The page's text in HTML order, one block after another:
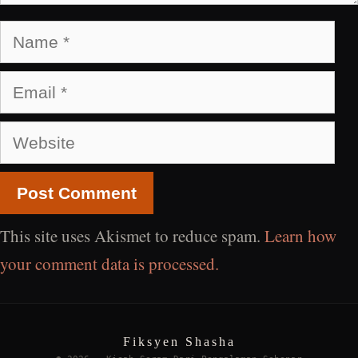
Name
Email
Website
This site uses Akismet to reduce spam. Learn how
your comment data is processed.
Fiksyen Shasha